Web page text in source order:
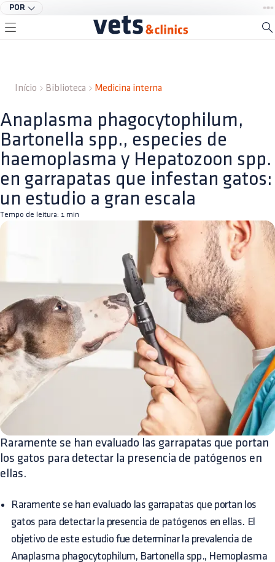
POR
Início Biblioteca Medicina interna
Anaplasma phagocytophilum,
Bartonella spp., especies de
haemoplasma y Hepatozoon spp.
en garrapatas que infestan gatos:
un estudio a gran escala
Tempo de leitura: 1 min
Raramente se han evaluado las garrapatas que portan
los gatos para detectar la presencia de patógenos en
ellas.
Raramente se han evaluado las garrapatas que portan los
gatos para detectar la presencia de patógenos en ellas. El
objetivo de este estudio fue determinar la prevalencia de
Anaplasma phagocytophilum, Bartonella spp., Hemoplasma